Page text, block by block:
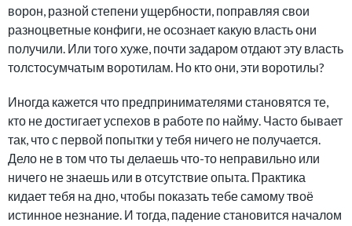
ворон, разной степени ущербности, поправляя свои
разноцветные конфиги, не осознает какую власть они
получили. Или того хуже, почти задаром отдают эту власть
толстосумчатым воротилам. Но кто они, эти воротилы?
Иногда кажется что предпринимателями становятся те,
кто не достигает успехов в работе по найму. Часто бывает
так, что с первой попытки у тебя ничего не получается.
Дело не в том что ты делаешь что-то неправильно или
ничего не знаешь или в отсутствие опыта. Практика
кидает тебя на дно, чтобы показать тебе самому твоё
истинное незнание. И тогда, падение становится началом